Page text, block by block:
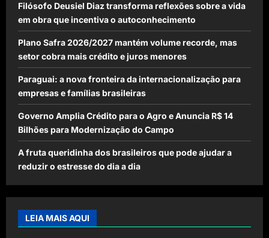
Filósofo Deusiel Diaz transforma reflexões sobre a vida
em obra que incentiva o autoconhecimento
Plano Safra 2026/2027 mantém volume recorde, mas
setor cobra mais crédito e juros menores
Paraguai: a nova fronteira da internacionalização para
empresas e famílias brasileiras
Governo Amplia Crédito para o Agro e Anuncia R$ 14
Bilhões para Modernização do Campo
A fruta queridinha dos brasileiros que pode ajudar a
reduzir o estresse do dia a dia
LEIA MAIS AQUI